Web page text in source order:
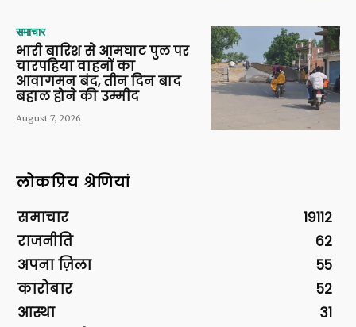
समाचार
भारी बारिश से आमघाट पुल पर
चारपहिया वाहनों का
आवागमन बंद, तीन दिन बाद
बहाल होने की उम्मीद
August 7, 2026
लोकप्रिय श्रेणियां
समाचार
19112
राजनीति
62
अपना ज़िला
55
कारोबार
52
आस्था
31